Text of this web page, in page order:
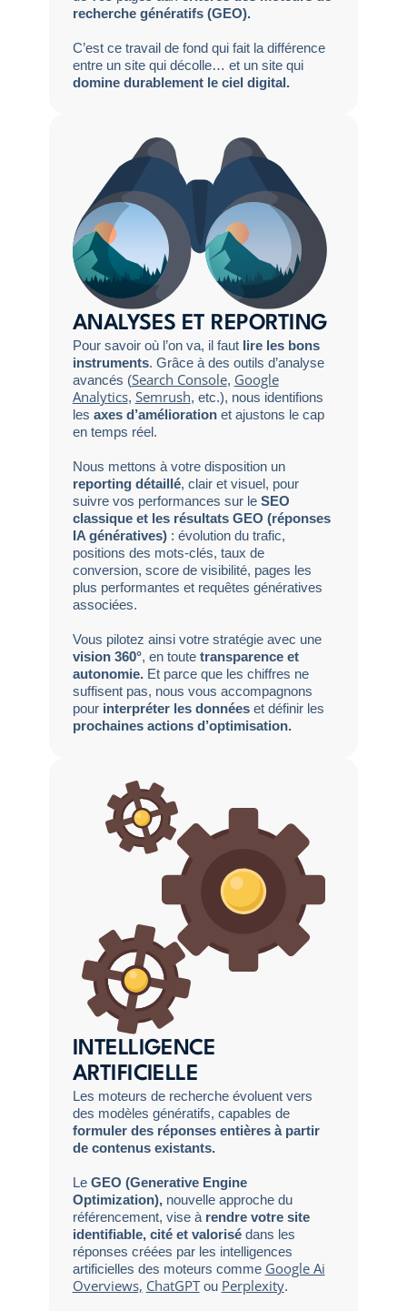
recherche génératifs (GEO).
C’est ce travail de fond qui fait la différence
entre un site qui décolle… et un site qui
domine durablement le ciel digital.
ANALYSES ET REPORTING
Pour savoir où l’on va, il faut lire les bons
instruments. Grâce à des outils d’analyse
avancés (Search Console, Google
Analytics, Semrush, etc.), nous identifions
les axes d’amélioration et ajustons le cap
en temps réel.
Nous mettons à votre disposition un
reporting détaillé, clair et visuel, pour
suivre vos performances sur le SEO
classique et les résultats GEO (réponses
IA génératives): évolution du trafic,
positions des mots-clés, taux de
conversion, score de visibilité, pages les
plus performantes et requêtes génératives
associées.
Vous pilotez ainsi votre stratégie avec une
vision 360°, en toute transparence et
autonomie.Et parce que les chiffres ne
suffisent pas, nous vous accompagnons
pour interpréter les donnéeset définir les
prochaines actions d’optimisation.
INTELLIGENCE
ARTIFICIELLE
Les moteurs de recherche évoluent vers
des modèles génératifs, capables de
formuler des réponses entières à partir
de contenus existants.
Le GEO (Generative Engine
Optimization),nouvelle approche du
référencement, vise à rendre votre site
identifiable, cité et valorisédans les
réponses créées par les intelligences
artificielles des moteurs comme Google Ai
Overviews, ChatGPTou Perplexity.